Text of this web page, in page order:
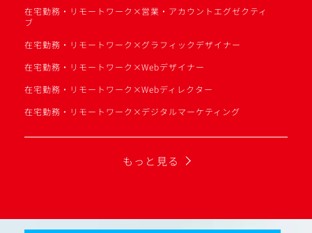
在宅勤務・リモートワーク×営業・アカウントエグゼクティ
ブ
在宅勤務・リモートワーク×グラフィックデザイナー
在宅勤務・リモートワーク×Webデザイナー
在宅勤務・リモートワーク×Webディレクター
在宅勤務・リモートワーク×デジタルマーケティング
もっと見る